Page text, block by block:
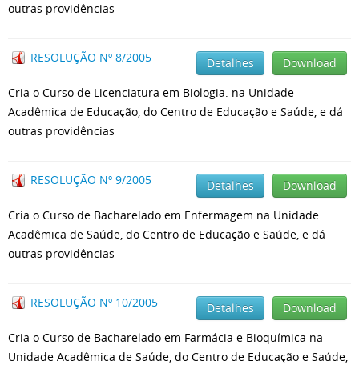
outras providências
RESOLUÇÃO Nº 8/2005 Download
Detalhes
Cria o Curso de Licenciatura em Biologia. na Unidade
Acadêmica de Educação, do Centro de Educação e Saúde, e dá
outras providências
RESOLUÇÃO Nº 9/2005 Download
Detalhes
Cria o Curso de Bacharelado em Enfermagem na Unidade
Acadêmica de Saúde, do Centro de Educação e Saúde, e dá
outras providências
RESOLUÇÃO Nº 10/2005 Download
Detalhes
Cria o Curso de Bacharelado em Farmácia e Bioquímica na
Unidade Acadêmica de Saúde, do Centro de Educação e Saúde,